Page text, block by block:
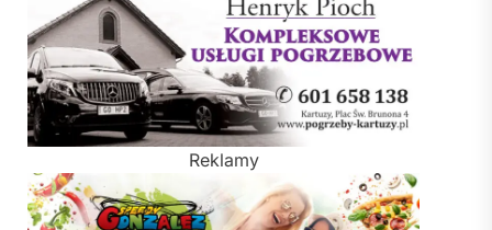
Reklamy